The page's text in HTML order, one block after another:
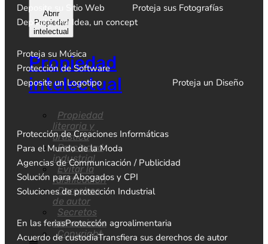
Abrir
Propiedad
intelectual
Propiedad
intelectual
Propiedad
literaria y
artística
Propiedad
industrial
Evitar la
falsificación
Derechos
de autor
Secretos
comerciales
Copyright
Deposite su Sitio Web
Proteja sus Fotografías
Deposite una Idea, un concept
Proteja su Música
Protección de Software
Deposite un Logotipo
Proteja un Diseño
Protección de Creaciones Informáticas
Para el Mundo de la Moda
Agencias de Communicación / Publicidad
Solución para Abogados y CPI
Soluciones de protección Industrial
En las feriasProtección agroalimentaria
Acuerdo de custodiaTransfiera sus derechos de autor